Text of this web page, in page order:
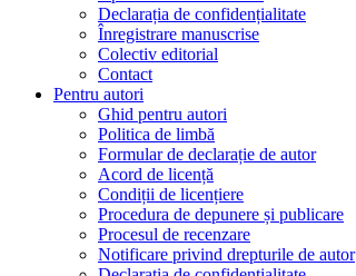
Declarația de confidențialitate
Înregistrare manuscrise
Colectiv editorial
Contact
Pentru autori
Ghid pentru autori
Politica de limbă
Formular de declarație de autor
Acord de licență
Condiții de licențiere
Procedura de depunere și publicare
Procesul de recenzare
Notificare privind drepturile de autor